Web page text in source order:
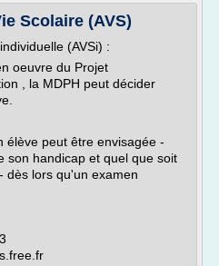
Scolaire (AVS)
(AVSi) :
oeuvre du Projet
, la MDPH peut décider
élève peut être envisagée -
son handicap et quel que soit
dès lors qu'un examen